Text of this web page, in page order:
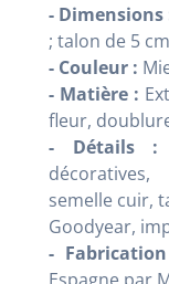
- Dimensions
; talon de 5
- Couleur :
- Matière :
fleur,
- Détails :
semelle cuir,
Goodyear,
-